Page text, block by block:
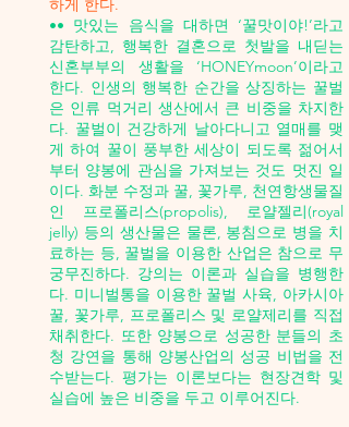
하게 한다.
•• 맛있는 음식을 대하면 ‘꿀맛이야!’라고
감탄하고, 행복한 결혼으로 첫발을 내딛는
신혼부부의 생활을 ‘HONEYmoon’이라고
한다. 인생의 행복한 순간을 상징하는 꿀벌
은 인류 먹거리 생산에서 큰 비중을 차지한
다. 꿀벌이 건강하게 날아다니고 열매를 맺
게 하여 꿀이 풍부한 세상이 되도록 젊어서
부터 양봉에 관심을 가져보는 것도 멋진 일
이다. 화분 수정과 꿀, 꽃가루, 천연항생물질
인 프로폴리스(propolis), 로얄젤리(royal
jelly) 등의 생산물은 물론, 봉침으로 병을 치
료하는 등, 꿀벌을 이용한 산업은 참으로 무
궁무진하다. 강의는 이론과 실습을 병행한
다. 미니벌통을 이용한 꿀벌 사육, 아카시아
꿀, 꽃가루, 프로폴리스 및 로얄제리를 직접
채취한다. 또한 양봉으로 성공한 분들의 초
청 강연을 통해 양봉산업의 성공 비법을 전
수받는다. 평가는 이론보다는 현장견학 및
실습에 높은 비중을 두고 이루어진다.